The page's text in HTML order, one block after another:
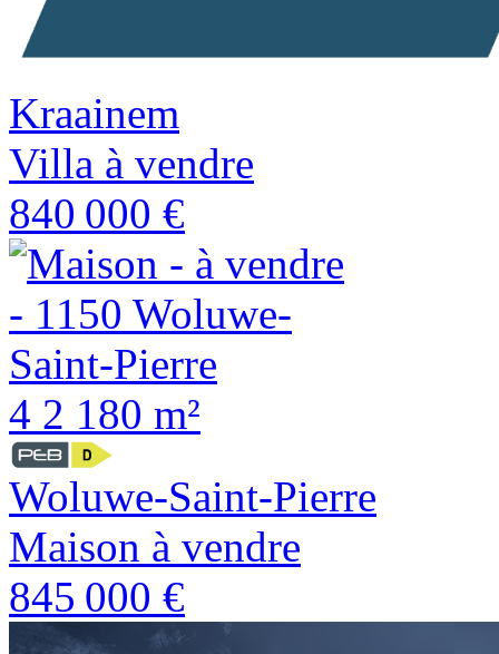
Kraainem
Villa à vendre
840 000 €
4 2 180 m²
Woluwe-Saint-Pierre
Maison à vendre
845 000 €